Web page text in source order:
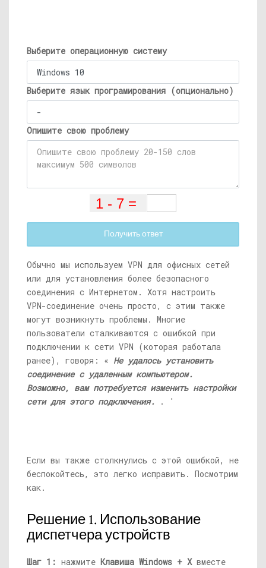
Выберите операционную систему
Выберите язык програмирования (опционально)
Опишите свою проблему
Получить ответ
Обычно мы используем VPN для офисных сетей
или для установления более безопасного
соединения с Интернетом. Хотя настроить
VPN-соединение очень просто, с этим также
могут возникнуть проблемы. Многие
пользователи сталкиваются с ошибкой при
подключении к сети VPN (которая работала
ранее), говоря: « Не удалось установить
соединение с удаленным компьютером.
Возможно, вам потребуется изменить настройки
сети для этого подключения.
. '
Если вы также столкнулись с этой ошибкой, не
беспокойтесь, это легко исправить. Посмотрим
как.
Решение 1. Использование
диспетчера устройств
Шаг 1: нажмите Клавиша Windows + Xвместе